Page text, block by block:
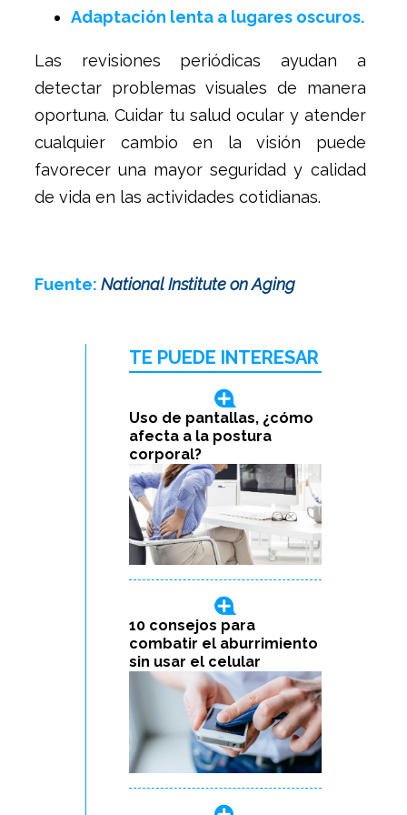
Adaptación lenta a lugares oscuros.
Las revisiones periódicas ayudan a
detectar problemas visuales de manera
oportuna. Cuidar tu salud ocular y atender
cualquier cambio en la visión puede
favorecer una mayor seguridad y calidad
de vida en las actividades cotidianas.
Fuente: National Institute on Aging
TE PUEDE INTERESAR
Uso de pantallas, ¿cómo
afecta a la postura
corporal?
10 consejos para
combatir el aburrimiento
sin usar el celular